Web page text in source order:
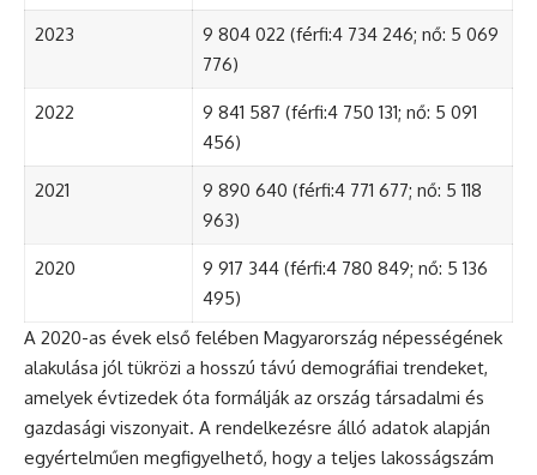
2023
9 804 022 (férfi:4 734 246; nő: 5 069
776)
2022
9 841 587 (férfi:4 750 131; nő: 5 091
456)
2021
9 890 640 (férfi:4 771 677; nő: 5 118
963)
2020
9 917 344 (férfi:4 780 849; nő: 5 136
495)
A 2020-as évek első felében Magyarország népességének
alakulása jól tükrözi a hosszú távú demográfiai trendeket,
amelyek évtizedek óta formálják az ország társadalmi és
gazdasági viszonyait. A rendelkezésre álló adatok alapján
egyértelműen megfigyelhető, hogy a teljes lakosságszám